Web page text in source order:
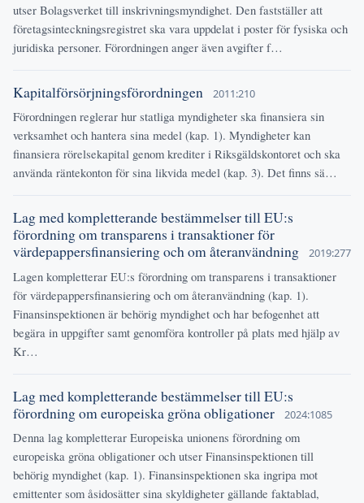
utser Bolagsverket till inskrivningsmyndighet. Den fastställer att
företagsinteckningsregistret ska vara uppdelat i poster för fysiska och
juridiska personer. Förordningen anger även avgifter f…
Kapitalförsörjningsförordningen 2011:210
Förordningen reglerar hur statliga myndigheter ska finansiera sin
verksamhet och hantera sina medel (kap. 1). Myndigheter kan
finansiera rörelsekapital genom krediter i Riksgäldskontoret och ska
använda räntekonton för sina likvida medel (kap. 3). Det finns sä…
Lag med kompletterande bestämmelser till EU:s
förordning om transparens i transaktioner för
värdepappersfinansiering och om återanvändning
2019:277
Lagen kompletterar EU:s förordning om transparens i transaktioner
för värdepappersfinansiering och om återanvändning (kap. 1).
Finansinspektionen är behörig myndighet och har befogenhet att
begära in uppgifter samt genomföra kontroller på plats med hjälp av
Kr…
Lag med kompletterande bestämmelser till EU:s
förordning om europeiska gröna obligationer
2024:1085
Denna lag kompletterar Europeiska unionens förordning om
europeiska gröna obligationer och utser Finansinspektionen till
behörig myndighet (kap. 1). Finansinspektionen ska ingripa mot
emittenter som åsidosätter sina skyldigheter gällande faktablad,